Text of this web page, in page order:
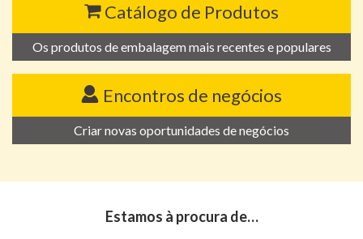
Catálogo de Produtos
Os produtos de embalagem mais recentes e populares
Encontros de negócios
Criar novas oportunidades de negócios
Estamos à procura de…